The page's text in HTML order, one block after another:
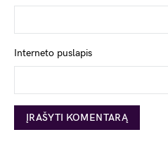
Interneto puslapis